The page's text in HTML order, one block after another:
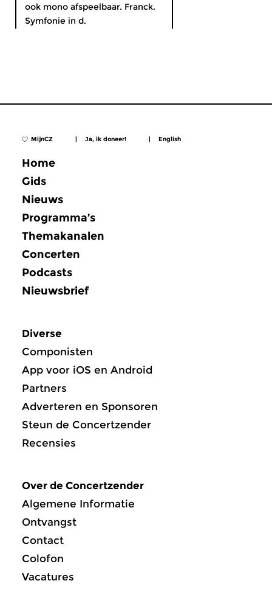
ook mono afspeelbaar. Franck.
Symfonie in d.
MijnCZ | Ja, ik doneer! | English
Home
Gids
Nieuws
Programma’s
Themakanalen
Concerten
Podcasts
Nieuwsbrief
Diverse
Componisten
App voor iOS en Android
Partners
Adverteren en Sponsoren
Steun de Concertzender
Recensies
Over de Concertzender
Algemene Informatie
Ontvangst
Contact
Colofon
Vacatures